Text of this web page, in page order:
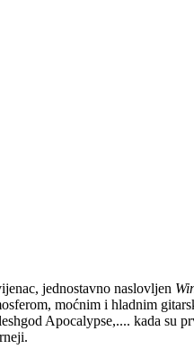
jednostavno naslovljen
moćnim i hladnim
Apocalypse,.... kada su